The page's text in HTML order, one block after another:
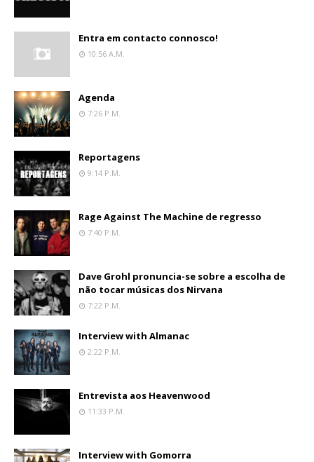
Entra em contacto connosco!
10:56 A.m.
Agenda
7:26 P.m.
Reportagens
9:14 P.m.
Rage Against The Machine de regresso
7:40 P.m.
Dave Grohl pronuncia-se sobre a escolha de
não tocar músicas dos Nirvana
7:22 P.m.
Interview with Almanac
2:22 P.m.
Entrevista aos Heavenwood
11:33 P.m.
Interview with Gomorra